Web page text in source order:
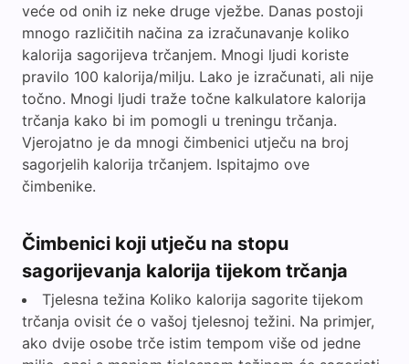
veće od onih iz neke druge vježbe. Danas postoji
mnogo različitih načina za izračunavanje koliko
kalorija sagorijeva trčanjem. Mnogi ljudi koriste
pravilo 100 kalorija/milju. Lako je izračunati, ali nije
točno. Mnogi ljudi traže točne kalkulatore kalorija
trčanja kako bi im pomogli u treningu trčanja.
Vjerojatno je da mnogi čimbenici utječu na broj
sagorjelih kalorija trčanjem. Ispitajmo ove
čimbenike.
Čimbenici koji utječu na stopu
sagorijevanja kalorija tijekom trčanja
Tjelesna težina Koliko kalorija sagorite tijekom
trčanja ovisit će o vašoj tjelesnoj težini. Na primjer,
ako dvije osobe trče istim tempom više od jedne